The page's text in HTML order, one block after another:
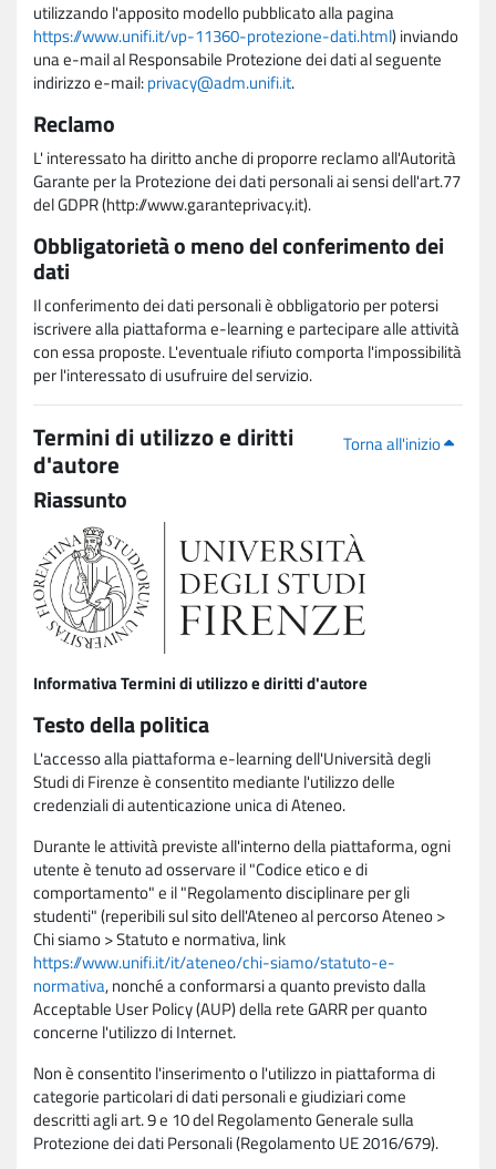
utilizzando l'apposito modello pubblicato alla pagina
https://www.unifi.it/vp-11360-protezione-dati.html) inviando
una e-mail al Responsabile Protezione dei dati al seguente
indirizzo e-mail:privacy@adm.unifi.it.
Reclamo
L' interessato ha diritto anche di proporre reclamo all'Autorità
Garante per la Protezione dei dati personali ai sensi dell'art.77
del GDPR (http://www.garanteprivacy.it).
Obbligatorietà o meno del conferimento dei
dati
Il conferimento dei dati personali è obbligatorio per potersi
iscrivere alla piattaforma e-learning e partecipare alle attività
con essa proposte. L'eventuale rifiuto comporta l'impossibilità
per l'interessato di usufruire del servizio.
Torna all'inizio
Termini di utilizzo e diritti
d'autore
Riassunto
Informativa Termini di utilizzo e diritti d'autore
Testo della politica
L'accesso alla piattaforma e-learning dell'Università degli
Studi di Firenze è consentito mediante l'utilizzo delle
credenziali di autenticazione unica di Ateneo.
Durante le attività previste all'interno della piattaforma, ogni
utente è tenuto ad osservare il "Codice etico e di
comportamento" e il "Regolamento disciplinare per gli
studenti" (reperibili sul sito dell'Ateneo al percorso Ateneo >
Chi siamo > Statuto e normativa, link
https://www.unifi.it/it/ateneo/chi-siamo/statuto-e-
normativa, nonché a conformarsi a quanto previsto dalla
Acceptable User Policy (AUP) della rete GARR per quanto
concerne l'utilizzo di Internet.
Non è consentito l'inserimento o l'utilizzo in piattaforma di
categorie particolari di dati personali e giudiziari come
descritti agli art. 9 e 10 del Regolamento Generale sulla
Protezione dei dati Personali (Regolamento UE 2016/679).